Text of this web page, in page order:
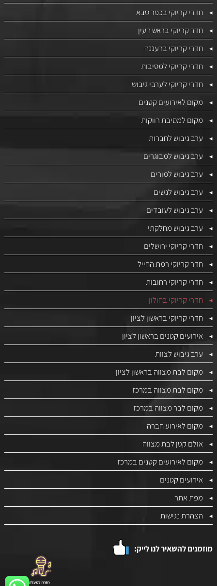
חדרי קריוקי בכפר סבא
חדר קריוקי בראש העין
חדרי קריוקי ברעננה
חדרי קריוקי למסיבות
חדרי קריוקי לערבי גיבוש
מקום לאירועים קטנים
מקום למסיבת רווקות
ערב גיבוש לחברות
ערב גיבוש למבוגרים
ערב גיבוש למורים
ערב גיבוש לנשים
ערב גיבוש לעובדים
ערב גיבוש מחלקתי
חדרי קריוקי ירושלים
חדר קריוקי רמת החייל
חדרי קריוקי רחובות
חדרי קריוקי בחולון
חדרי קריוקי בראשון לציון
אירועים קטנים בראשון לציון
ערב גיבוש לצוות
מקום לבת מצווה בראשון לציון
מקום לבת מצווה במרכז
מקום לבר מצווה במרכז
מקום לאירוע חברה
אולם קטן לבת מצווה
מקום לאירועים קטנים במרכז
אירועים קטנים
מפת אתר
הצהרת נגישות
מוזמנים להשאיר לנו לייק: